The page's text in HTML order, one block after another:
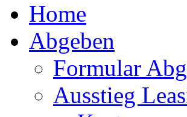
Home
Abgeben
Formular
Ausstieg